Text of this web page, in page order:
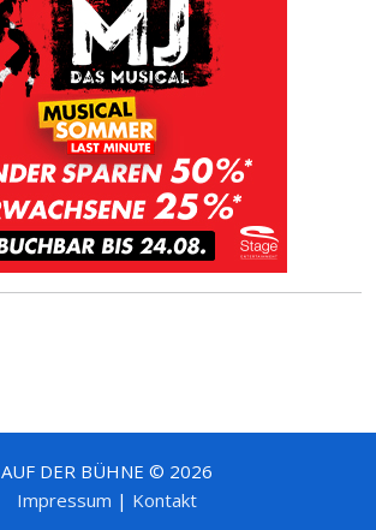
AUF DER BÜHNE © 2026
Impressum | Kontakt